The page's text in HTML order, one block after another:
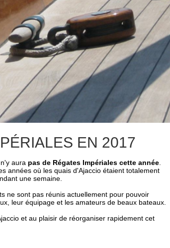
EN 2017
aura pas de Régates Impériales cette année
années où les quais d'Ajaccio étaient totalement
une semaine.
ne sont pas réunis actuellement pour pouvoir
leur équipage et les amateurs de beaux bateaux.
et au plaisir de réorganiser rapidement cet